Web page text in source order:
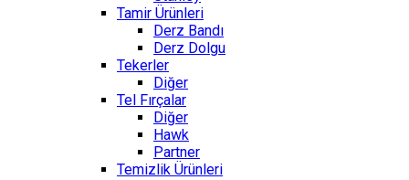
Tamir Ürünleri
Derz Bandı
Derz Dolgu
Tekerler
Diğer
Tel Fırçalar
Diğer
Hawk
Partner
Temizlik Ürünleri